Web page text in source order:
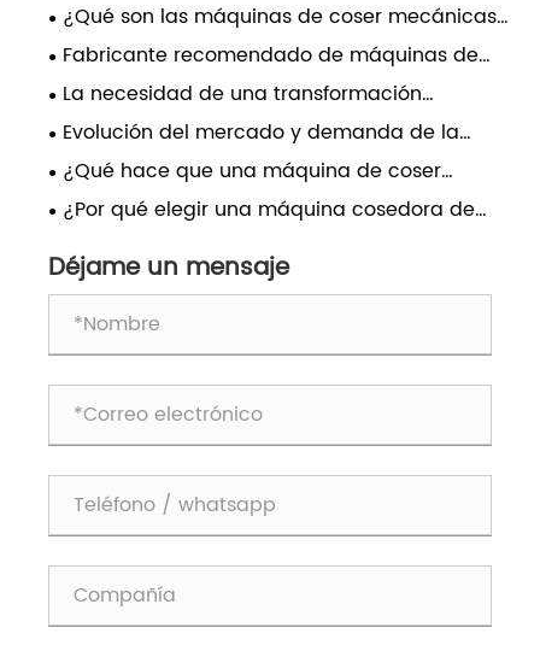
¿Qué son las máquinas de coser mecánicas
electrónicas y cómo transforman el
rendimiento de la costura industrial?
Fabricante recomendado de máquinas de
coser de patrones computarizadas: Dongguan
Sanyou Automation
La necesidad de una transformación
tecnológica en la industria de la costura de
etiquetas
Evolución del mercado y demanda de la
industria de máquinas de coser
computarizadas con lanzaderas oscilantes
¿Qué hace que una máquina de coser
industrial CNC sea esencial para la fabricación
moderna?
¿Por qué elegir una máquina cosedora de
Déjame un mensaje